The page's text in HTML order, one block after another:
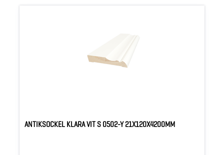
ANTIKSOCKEL KLARA VIT S 0502-Y 21X120X4200MM